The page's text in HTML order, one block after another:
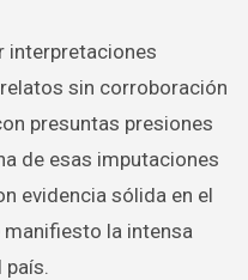
interpretaciones
sin corroboración
presuntas presiones
de esas imputaciones
evidencia sólida en el
la intensa
país.